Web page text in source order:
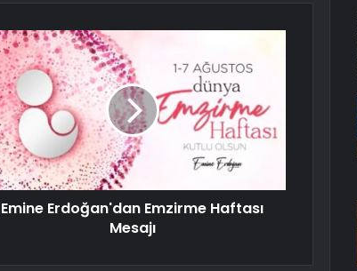
Emine Erdoğan'dan Emzirme Haftası
Mesajı